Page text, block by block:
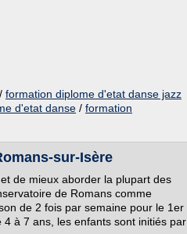
/ formation diplome d'etat danse jazz
d'etat danse / formation
sur-Isère
de mieux aborder la plupart des
de Romans comme
de 2 fois par semaine pour le 1er
à 7 ans, les enfants sont initiés par